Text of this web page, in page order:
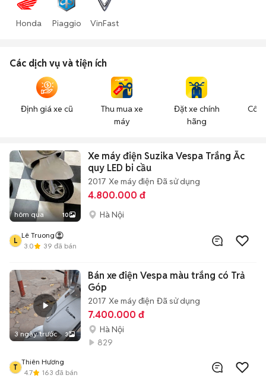
Honda Piaggio VinFast
Các dịch vụ và tiện ích
Định giá xe cũ
Thu mua xe
máy
Đặt xe chính
hãng
hôm qua 10
Xe máy điện Suzika Vespa Trắng Ắc
quy LED bi cầu
2017 Xe máy điện Đã sử dụng
4.800.000 đ
Hà Nội
L
Lê Truong
3.0
39 đã bán
3 ngày trước 3
Bán xe điện Vespa màu trắng có Trả
Góp
2017 Xe máy điện Đã sử dụng
7.400.000 đ
Hà Nội
829
T
Thiên Hương
4.7
163 đã bán